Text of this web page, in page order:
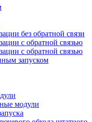
без обратной связи
с обратной связью
с обратной связью
запуском
модули